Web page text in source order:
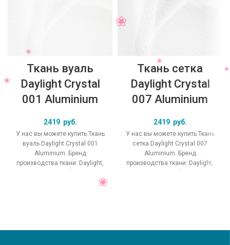
Ткань вуаль
Daylight Crystal
001 Aluminium
2419 руб.
У нас вы можете купить Ткань
вуаль Daylight Crystal 001
Aluminium. Бренд
производства ткани: Daylight,
коллекция Crystal, основной
Ткань сетка
Daylight Crystal
007 Aluminium
2419 руб.
У нас вы можете купить Ткань
сетка Daylight Crystal 007
Aluminium. Бренд
производства ткани: Daylight,
коллекция Crystal, основной